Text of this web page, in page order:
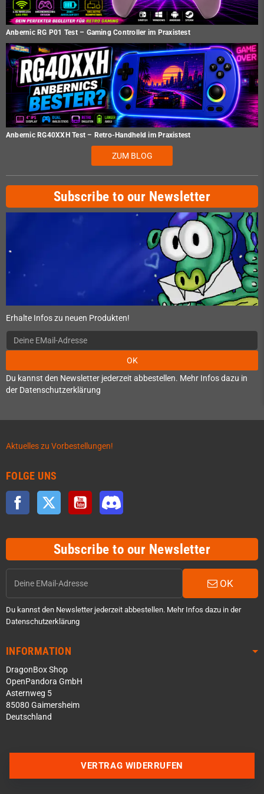
Anbernic RG P01 Test – Gaming Controller im Praxistest
Anbernic RG40XXH Test – Retro-Handheld im Praxistest
ZUM BLOG
Subscribe to our Newsletter
Erhalte Infos zu neuen Produkten!
OK
Du kannst den Newsletter jederzeit abbestellen. Mehr Infos dazu in
der Datenschutzerklärung
Aktuelles zu Vorbestellungen!
FOLGE UNS
Facebook Twitter YouTube
Subscribe to our Newsletter
OK
Du kannst den Newsletter jederzeit abbestellen. Mehr Infos dazu in der
Datenschutzerklärung
INFORMATION
DragonBox Shop
OpenPandora GmbH
Asternweg 5
85080 Gaimersheim
Deutschland
VERTRAG WIDERRUFEN